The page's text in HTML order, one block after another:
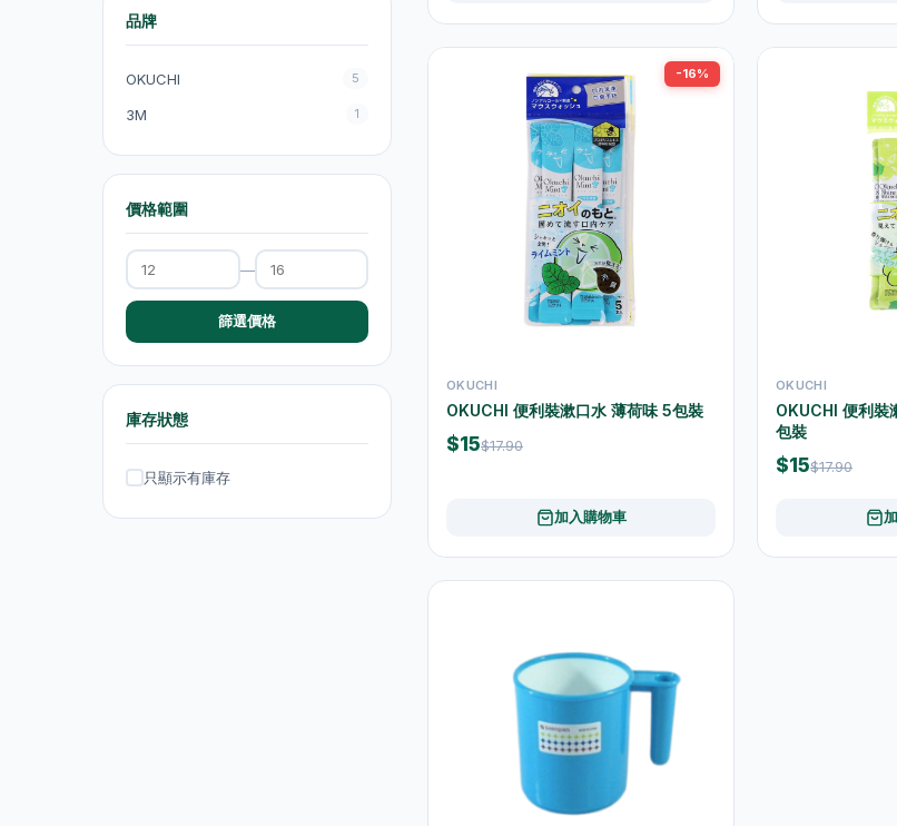
電熱水壺 19
電煮鍋及煮食鍋 1
乾衣及乾燥機 0
空氣淨化
理髮及修剪器 4
品牌
OKUCHI 5
3M 1
價格範圍
—
篩選價格
庫存狀態
只顯示有庫存
-16%
OKUCHI
OKUCHI 便利裝漱口水 薄荷味 5包裝
$15$17.90
加入購物車
OKUCHI
OKUCHI 便利裝
包裝
$15$17.90